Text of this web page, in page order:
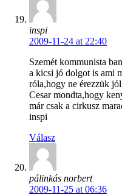
inspi
2009-11-24 at 22:40
Szemét kommunista
a kicsi jó dolgot is ami
róla,hogy ne érezzük
Cesar mondta,hogy
már csak a cirkusz
inspi
Válasz
pálinkás norbert
2009-11-25 at 06:36